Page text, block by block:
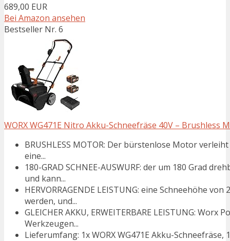
689,00 EUR
Bei Amazon ansehen
Bestseller Nr. 6
WORX WG471E Nitro Akku-Schneefräse 40V – Brushless
BRUSHLESS MOTOR: Der bürstenlose Motor
eine...
180-GRAD SCHNEE-AUSWURF: der um 180 Grad
und kann...
HERVORRAGENDE LEISTUNG: eine Schneehöhe
werden, und...
GLEICHER AKKU, ERWEITERBARE LEISTUNG:
Werkzeugen...
Lieferumfang: 1x WORX WG471E Akku-